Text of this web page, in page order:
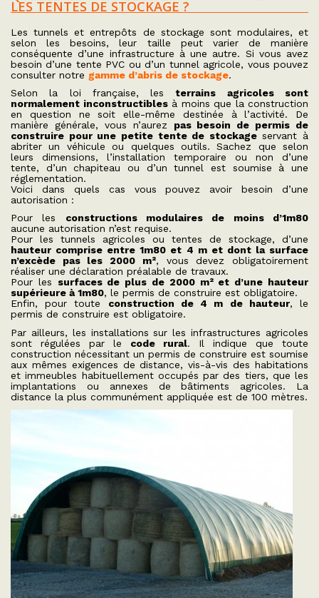
LES TENTES DE STOCKAGE ?
Les tunnels et entrepôts de stockage sont modulaires, et
selon les besoins, leur taille peut varier de manière
conséquente d’une infrastructure à une autre. Si vous avez
besoin d’une tente PVC ou d’un tunnel agricole, vous pouvez
consulter notre gamme d’abris de stockage.
Selon la loi française, lesterrains agricoles sont
normalement inconstructiblesà moins que la construction
en question ne soit elle-même destinée à l’activité. De
manière générale, vous n’aurez pas besoin de permis de
construire pour une petite tente de stockageservant à
abriter un véhicule ou quelques outils. Sachez que selon
leurs dimensions, l’installation temporaire ou non d’une
tente, d’un chapiteau ou d’un tunnel est soumise à une
réglementation.
Voici dans quels cas vous pouvez avoir besoin d’une
autorisation :
Pour les constructions modulaires de moins d’1m80
aucune autorisation n’est requise.
Pour les tunnels agricoles ou tentes de stockage, d’une
hauteur comprise entre 1m80 et 4 m et dont la surface
n’excède pas les 2000 m², vous devez obligatoirement
réaliser une déclaration préalable de travaux.
Pour les surfaces de plus de 2000 m² et d’une hauteur
supérieure à 1m80, le permis de construire est obligatoire.
Enfin, pour toute construction de 4 m de hauteur, le
permis de construire est obligatoire.
Par ailleurs, les installations sur les infrastructures agricoles
sont régulées par le code rural. Il indique que toute
construction nécessitant un permis de construire est soumise
aux mêmes exigences de distance, vis-à-vis des habitations
et immeubles habituellement occupés par des tiers, que les
implantations ou annexes de bâtiments agricoles. La
distance la plus communément appliquée est de 100 mètres.